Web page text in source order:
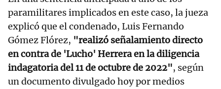
paramilitares implicados en este caso, la jueza
explicó que el condenado, Luis Fernando
Gómez Flórez, "realizó señalamiento directo
en contra de 'Lucho' Herrera en la diligencia
indagatoria del 11 de octubre de 2022", según
un documento divulgado hoy por medios